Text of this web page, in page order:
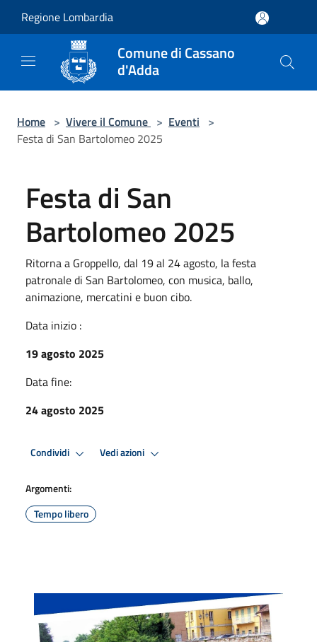
Regione Lombardia
Comune di Cassano
d'Adda
Home > Vivere il Comune > Eventi >
Festa di San Bartolomeo 2025
Festa di San
Bartolomeo 2025
Ritorna a Groppello, dal 19 al 24 agosto, la festa
patronale di San Bartolomeo, con musica, ballo,
animazione, mercatini e buon cibo.
Data inizio :
19 agosto 2025
Data fine:
24 agosto 2025
Condividi Vedi azioni
Argomenti:
Tempo libero